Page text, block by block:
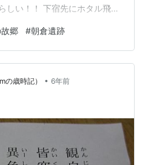
しい！！ 下宿先にホタル飛ん
り、戦国武将の移り変わり
してます。 越前、信長一族の
え、キレちゃって 征服して明
ようですね キリスト教に心酔
』という名前をつけます。
郷 #朝倉遺跡
の歳時記） • 6年前